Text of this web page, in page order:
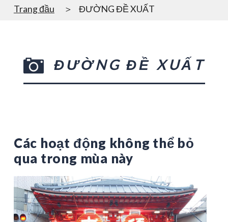
Trang đầu ĐƯỜNG ĐỀ XUẤT
ĐƯỜNG ĐỀ XUẤT
Các hoạt động không thể bỏ
qua trong mùa này